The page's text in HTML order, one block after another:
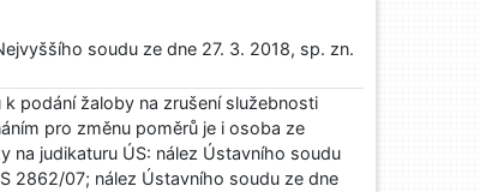
soudu ze dne 27. 3. 2018, sp. zn.
podání žaloby na zrušení služebnosti
pro změnu poměrů je i osoba ze
na judikaturu ÚS: nález Ústavního soudu
2862/07; nález Ústavního soudu ze dne